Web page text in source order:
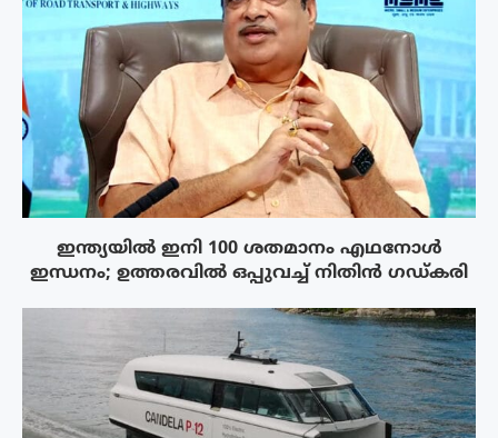
ഇന്ത്യയിൽ ഇനി 100 ശതമാനം എഥനോൾ
ഇന്ധനം; ഉത്തരവിൽ ഒപ്പുവച്ച് നിതിൻ ഗഡ്കരി